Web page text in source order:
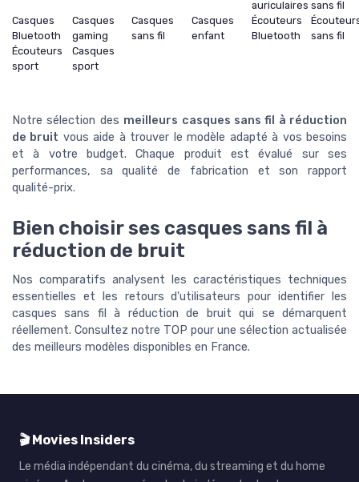
auriculaires sans fil
Casques
Bluetooth
Casques
gaming
Casques
sans fil
Casques
enfant
Écouteurs
Bluetooth
sans fil
Écouteurs
sport
Casques
sport
Notre sélection des meilleurs casques sans fil à réduction
de bruit vous aide à trouver le modèle adapté à vos besoins
et à votre budget. Chaque produit est évalué sur ses
performances, sa qualité de fabrication et son rapport
qualité-prix.
Bien choisir ses casques sans fil à
réduction de bruit
Nos comparatifs analysent les caractéristiques techniques
essentielles et les retours d'utilisateurs pour identifier les
casques sans fil à réduction de bruit qui se démarquent
réellement. Consultez notre TOP pour une sélection actualisée
des meilleurs modèles disponibles en France.
🎬 Movies Insiders
Le média indépendant du cinéma, du streaming et du home